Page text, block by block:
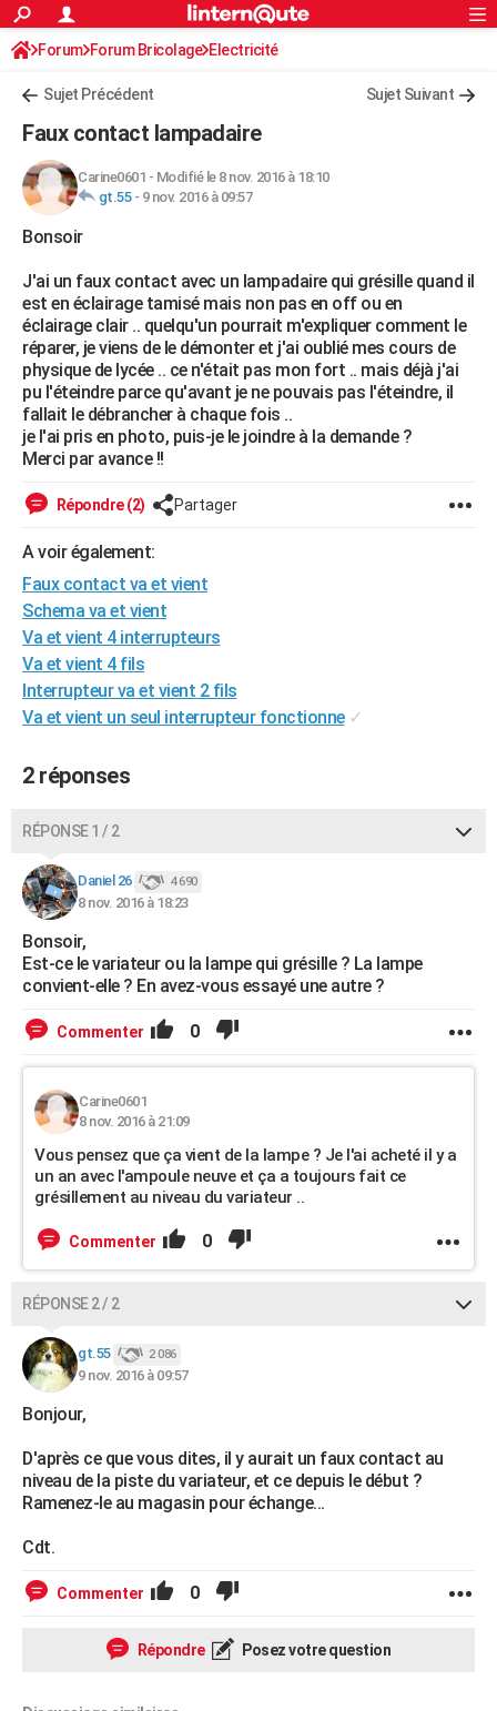
ACTUALITÉS
Politique
Société
Faits Divers
Education
Monde
Villes
+
FINANCE
Retraite
Impôts
Epargne
Immobilier
Risques naturels par ville
Banque
Assurance
Crédit
AUTO
Essais
Réserver un essai
Citadines
Berlines
SUV
Forum auto
+
Mobiles
Meilleur smartphone
Internet
Ordinateurs
Jeux vidéo
Guide high-tech
+BRICOLAGE
Forum
Aménagement intérieur
Extérieur
Cuisine
Salle de bains
Jardinage
Rangement
WEEK-END
Guides de France
Escapades
Patrimoine
Expositions
Musées
Week-end nature
+LIFESTYLE
Art de vivre
Bien-être
Loisirs
Mode
Modes de vie
SANTE
Alimentation
Guide de la santé
Maladies
Médicaments
Sommeil
Destinations
City break
Voyage nature
Voyage de noces
Forum
Climat
BONS PLANS
CARTE DE VOEUX
Carte de Noël
Carte Bonne année
Carte Saint-Valentin
Carte Pâques
Carte d'anniversaire
DICTIONNAIRE
COPAINS D'AVANT
S'inscrire
Se connecter
Lycées
Collèges
Primaires
Universités
Entreprises
Service militaire
Avis de recherche
AVIS DE DÉCÈS
FORUM
Bricolage
Lifestyle
Culture
Sport
Auto
Television
Voyage
Cinema
S'inscrire
Connexion
Forum Forum Bricolage Electricité
Sujet Précédent Sujet Suivant
Faux contact lampadaire
Carine0601 - Modifié le 8 nov. 2016 à 18:10
gt.55- 9 nov. 2016 à 09:57
Bonsoir
J'ai un faux contact avec un lampadaire qui grésille quand il
est en éclairage tamisé mais non pas en off ou en
éclairage clair .. quelqu'un pourrait m'expliquer comment le
réparer, je viens de le démonter et j'ai oublié mes cours de
physique de lycée .. ce n'était pas mon fort .. mais déjà j'ai
pu l'éteindre parce qu'avant je ne pouvais pas l'éteindre, il
fallait le débrancher à chaque fois ..
je l'ai pris en photo, puis-je le joindre à la demande ?
Merci par avance !!
Répondre (2) Partager
A voir également:
Faux contact va et vient
Schema va et vient
Va et vient 4 interrupteurs
Va et vient 4 fils
Interrupteur va et vient 2 fils
Va et vient un seul interrupteur fonctionne ✓
2 réponses
RÉPONSE 1 / 2
Daniel 26 4 690
8 nov. 2016 à 18:23
Bonsoir,
Est-ce le variateur ou la lampe qui grésille ? La lampe
convient-elle ? En avez-vous essayé une autre ?
Commenter 0
Carine0601
8 nov. 2016 à 21:09
Vous pensez que ça vient de la lampe ? Je l'ai acheté il y a
un an avec l'ampoule neuve et ça a toujours fait ce
grésillement au niveau du variateur ..
Commenter 0
RÉPONSE 2 / 2
gt.55 2 086
9 nov. 2016 à 09:57
Bonjour,
D'après ce que vous dites, il y aurait un faux contact au
niveau de la piste du variateur, et ce depuis le début ?
Ramenez-le au magasin pour échange...
Cdt.
Commenter 0
Répondre Posez votre question